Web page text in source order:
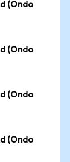
(Ondo
(Ondo
(Ondo
(Ondo